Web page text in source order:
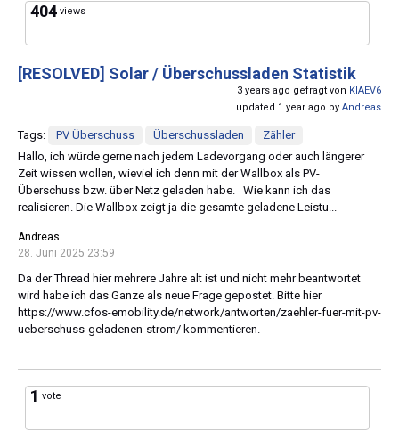
404 views
[RESOLVED] Solar / Überschussladen Statistik
3 years ago gefragt von KIAEV6
updated 1 year ago by Andreas
Tags: PV Überschuss Überschussladen
Zähler
Hallo, ich würde gerne nach jedem Ladevorgang oder auch längerer
Zeit wissen wollen, wieviel ich denn mit der Wallbox als PV-
Überschuss bzw. über Netz geladen habe. Wie kann ich das
realisieren. Die Wallbox zeigt ja die gesamte geladene Leistu...
Andreas
28. Juni 2025 23:59
Da der Thread hier mehrere Jahre alt ist und nicht mehr beantwortet
wird habe ich das Ganze als neue Frage gepostet. Bitte hier
https://www.cfos-emobility.de/network/antworten/zaehler-fuer-mit-pv-
ueberschuss-geladenen-strom/ kommentieren.
1 vote